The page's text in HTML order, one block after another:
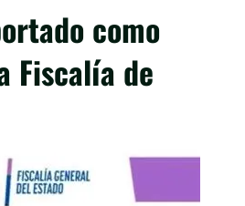
como
Fiscalía de